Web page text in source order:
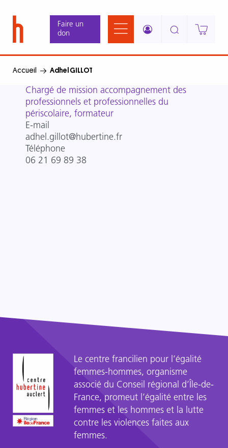
contenu
principal
Faire un
don
Accueil Adhel GILLOT
Intitulé
du
poste
Chargé de mission accompagnement des
professionnels et professionnelles du
périscolaire, formateur
E-mail
adhel.gillot@hubertine.fr
Téléphone
06 21 69 89 38
Le centre francilien pour l’égalité
femmes-hommes, organisme
associé du Conseil régional d’Île-de-
France, promeut l’égalité entre les
femmes et les hommes et la lutte
contre les violences faites aux
femmes.